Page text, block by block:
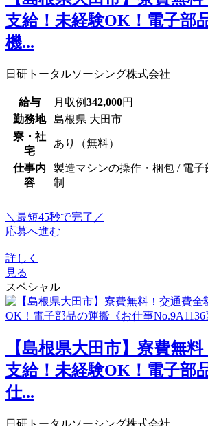
支給！未経験OK！電子部
機...
日研トータルソーシング株式会社
給与 月収例342,000円
勤務地
島根県 大田市
寮・社
宅
あり（無料）
仕事内
容
製造マシンの操作・梱包 / 電
制
＼最短45秒で完了／
応募へ進む
詳しく
見る
スペシャル
【島根県大田市】寮費無
支給！未経験OK！電子部
仕...
日研トータルソーシング株式会社